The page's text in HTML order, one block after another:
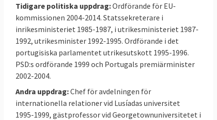
Tidigare politiska uppdrag:Ordförande för EU-
kommissionen 2004-2014. Statssekreterare i
inrikesministeriet 1985-1987, i utrikesministeriet 1987-
1992, utrikesminister 1992-1995. Ordförande i det
portugisiska parlamentet utrikesutskott 1995-1996.
PSD:s ordförande 1999 och Portugals premiärminister
2002-2004.
Andra uppdrag:Chef för avdelningen för
internationella relationer vid Lusíadas universitet
1995-1999, gästprofessor vid Georgetownuniversitetet i